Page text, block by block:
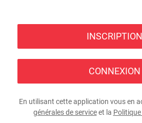
INSCRIPTION
CONNEXION
En utilisant cette application vous en
générales de serviceet la